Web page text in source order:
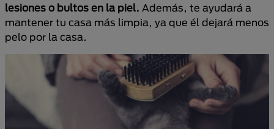
lesiones o bultos en la piel. Además, te ayudará a
mantener tu casa más limpia, ya que él dejará menos
pelo por la casa.